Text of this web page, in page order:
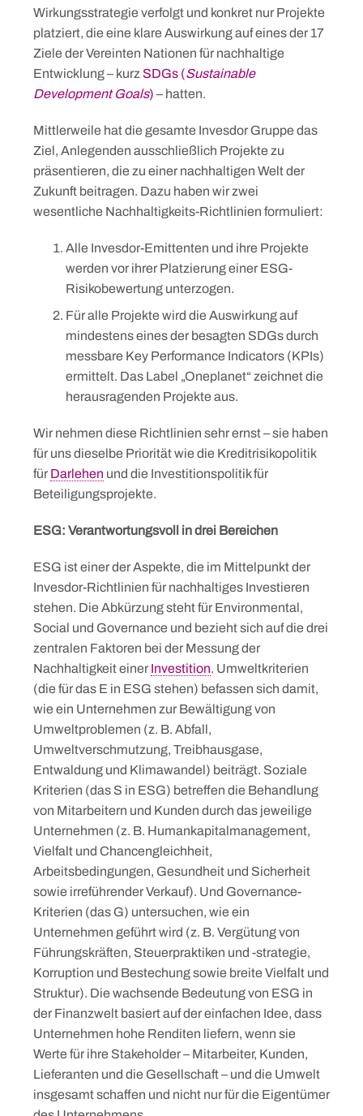
Wirkungsstrategie verfolgt und konkret nur Projekte
platziert, die eine klare Auswirkung auf eines der 17
Ziele der Vereinten Nationen für nachhaltige
Entwicklung – kurz SDGs (Sustainable
Development Goals) – hatten.
Mittlerweile hat die gesamte Invesdor Gruppe das
Ziel, Anlegenden ausschließlich Projekte zu
präsentieren, die zu einer nachhaltigen Welt der
Zukunft beitragen. Dazu haben wir zwei
wesentliche Nachhaltigkeits-Richtlinien formuliert:
Alle Invesdor-Emittenten und ihre Projekte
werden vor ihrer Platzierung einer ESG-
Risikobewertung unterzogen.
Für alle Projekte wird die Auswirkung auf
mindestens eines der besagten SDGs durch
messbare Key Performance Indicators (KPIs)
ermittelt. Das Label „Oneplanet“ zeichnet die
herausragenden Projekte aus.
Wir nehmen diese Richtlinien sehr ernst – sie haben
für uns dieselbe Priorität wie die Kreditrisikopolitik
für Darlehen und die Investitionspolitik für
Beteiligungsprojekte.
ESG: Verantwortungsvoll in drei Bereichen
ESG ist einer der Aspekte, die im Mittelpunkt der
Invesdor-Richtlinien für nachhaltiges Investieren
stehen. Die Abkürzung steht für Environmental,
Social und Governance und bezieht sich auf die drei
zentralen Faktoren bei der Messung der
Nachhaltigkeit einer Investition. Umweltkriterien
(die für das E in ESG stehen) befassen sich damit,
wie ein Unternehmen zur Bewältigung von
Umweltproblemen (z. B. Abfall,
Umweltverschmutzung, Treibhausgase,
Entwaldung und Klimawandel) beiträgt. Soziale
Kriterien (das S in ESG) betreffen die Behandlung
von Mitarbeitern und Kunden durch das jeweilige
Unternehmen (z. B. Humankapitalmanagement,
Vielfalt und Chancengleichheit,
Arbeitsbedingungen, Gesundheit und Sicherheit
sowie irreführender Verkauf). Und Governance-
Kriterien (das G) untersuchen, wie ein
Unternehmen geführt wird (z. B. Vergütung von
Führungskräften, Steuerpraktiken und -strategie,
Korruption und Bestechung sowie breite Vielfalt und
Struktur). Die wachsende Bedeutung von ESG in
der Finanzwelt basiert auf der einfachen Idee, dass
Unternehmen hohe Renditen liefern, wenn sie
Werte für ihre Stakeholder – Mitarbeiter, Kunden,
Lieferanten und die Gesellschaft – und die Umwelt
insgesamt schaffen und nicht nur für die Eigentümer